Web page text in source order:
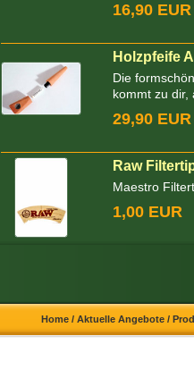
16,90 EUR
Holzpfeife
Die
kommt zu dir,
29,90 EUR
Raw
Maestro
1,00 EUR
Home /Aktuelle Angebote /